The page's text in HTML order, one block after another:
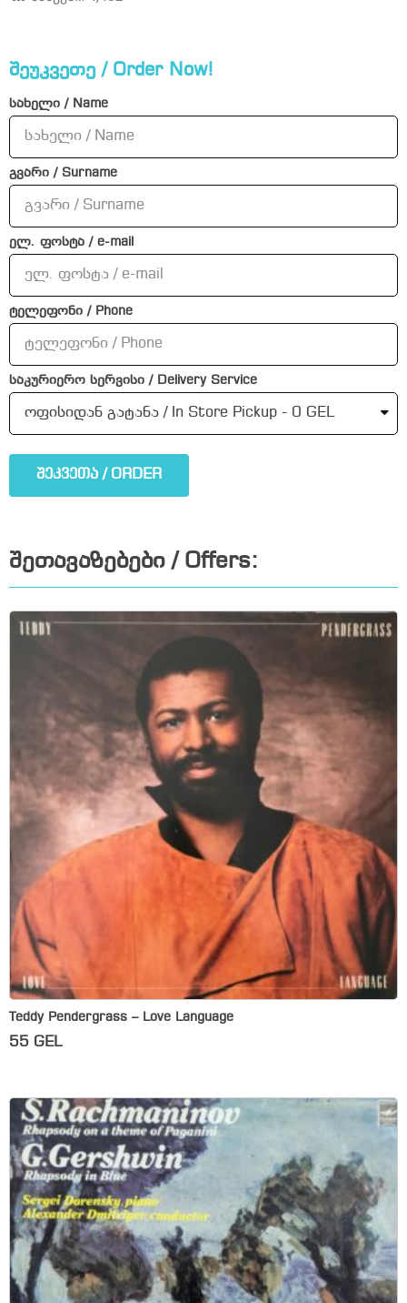
შეუკვეთე / Order Now!
სახელი / Name
გვარი / Surname
ელ. ფოსტა / e-mail
ტელეფონი / Phone
საკურიერო სერვისი / Delivery Service
შეკვეთა / ORDER
შეთავაზებები / Offers:
Teddy Pendergrass – Love Language
55 GEL